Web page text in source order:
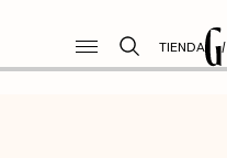
TIENDA /